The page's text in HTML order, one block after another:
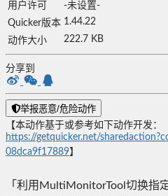
用户许可
-未设置-
Quicker版本 1.44.22
动作大小
222.7 KB
分享到
举报恶意/危险动作
【本动作基于或参考如下动作开发：
https://getquicker.net/
08dca9f17889】
「利用MultiMonitorTool切换指